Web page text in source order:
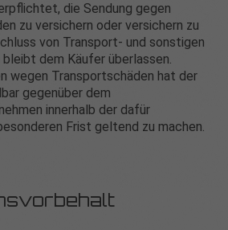
die Sendung gegen
zu versichern oder versichern zu
von Transport- und sonstigen
bleibt dem Käufer überlassen.
wegen Transportschäden hat der
gegenüber dem
innerhalb der dafür
Frist geltend zu machen.